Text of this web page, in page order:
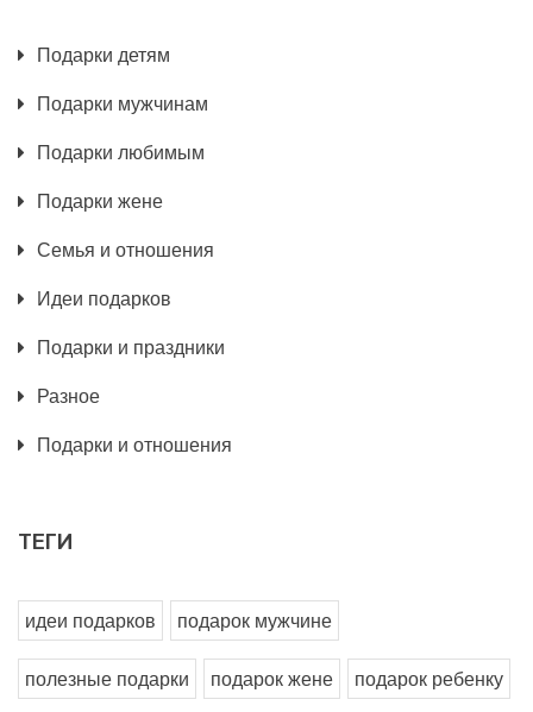
Подарки детям
Подарки мужчинам
Подарки любимым
Подарки жене
Семья и отношения
Идеи подарков
Подарки и праздники
Разное
Подарки и отношения
ТЕГИ
идеи подарков подарок мужчине
полезные подарки подарок жене подарок ребенку